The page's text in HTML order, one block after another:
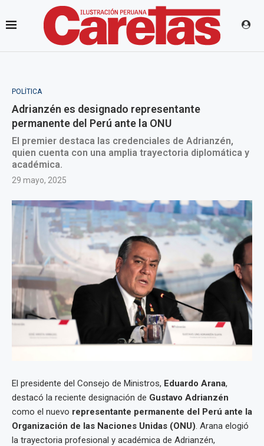
POLÍTICA
Adrianzén es designado representante
permanente del Perú ante la ONU
El premier destaca las credenciales de Adrianzén,
quien cuenta con una amplia trayectoria diplomática y
académica.
29 mayo, 2025
El presidente del Consejo de Ministros, Eduardo Arana,
destacó la reciente designación de Gustavo Adrianzén
como el nuevo representante permanente del Perú ante la
Organización de las Naciones Unidas (ONU). Arana elogió
la trayectoria profesional y académica de Adrianzén,